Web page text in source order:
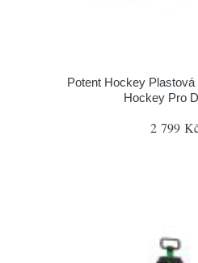
Potent Hockey
Hockey Pro
2 799